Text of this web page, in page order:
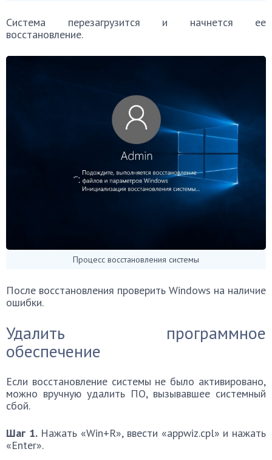
Система перезагрузится и начнется ее
восстановление.
Процесс восстановления системы
После восстановления проверить Windows на наличие
ошибки.
Удалить программное
обеспечение
Если восстановление системы не было активировано,
можно вручную удалить ПО, вызывавшее системный
сбой.
Шаг 1.Нажать «Win+R», ввести «appwiz.cpl» и нажать
«Enter».